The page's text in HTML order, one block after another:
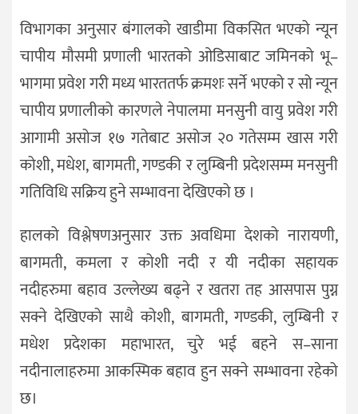
विभागका अनुसार बंगालको खाडीमा विकसित भएको न्यून
चापीय मौसमी प्रणाली भारतको ओडिसाबाट जमिनको भू–
भागमा प्रवेश गरी मध्य भारततर्फ क्रमशः सर्ने भएको र सो न्यून
चापीय प्रणालीको कारणले नेपालमा मनसुनी वायु प्रवेश गरी
आगामी असोज १७ गतेबाट असोज २० गतेसम्म खास गरी
कोशी, मधेश, बागमती, गण्डकी र लुम्बिनी प्रदेशसम्म मनसुनी
गतिविधि सक्रिय हुने सम्भावना देखिएको छ ।
हालको विश्लेषणअनुसार उक्त अवधिमा देशको नारायणी,
बागमती, कमला र कोशी नदी र यी नदीका सहायक
नदीहरुमा बहाव उल्लेख्य बढ्ने र खतरा तह आसपास पुग्न
सक्ने देखिएको साथै कोशी, बागमती, गण्डकी, लुम्बिनी र
मधेश प्रदेशका महाभारत, चुरे भई बहने स–साना
नदीनालाहरुमा आकस्मिक बहाव हुन सक्ने सम्भावना रहेको
छ।